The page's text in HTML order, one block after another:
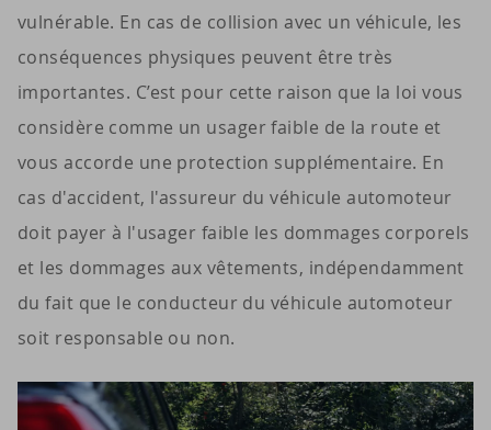
vulnérable. En cas de collision avec un véhicule, les
conséquences physiques peuvent être très
importantes. C’est pour cette raison que la loi vous
considère comme un usager faible de la route et
vous accorde une protection supplémentaire. En
cas d'accident, l'assureur du véhicule automoteur
doit payer à l'usager faible les dommages corporels
et les dommages aux vêtements, indépendamment
du fait que le conducteur du véhicule automoteur
soit responsable ou non.